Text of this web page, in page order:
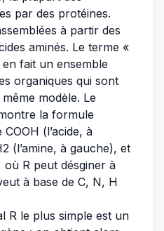
par des protéines.
à partir des
aminés. Le terme «
fait un ensemble
organiques qui sont
modèle. Le
la formule
(l’acide, à
(l’amine, à gauche), et
où R peut désginer à
à base de C, N, H
R le plus simple est un